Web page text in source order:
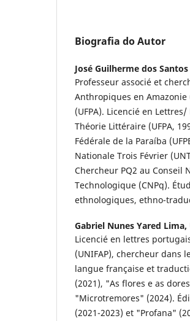
Biografia do Autor
José Guilherme dos
Professeur associé et
Anthropiques en Amazonie
(UFPA). Licencié en
Théorie Littéraire (UFPA,
Fédérale de la Paraíba
Nationale Trois Février
Chercheur PQ2 au Conseil
Technologique (CNPq).
ethnologiques, ethno-
Gabriel Nunes Yared Lima,
Licencié en lettres
(UNIFAP), chercheur dans
langue française et
(2021), "As flores e as
"Microtremores" (2024).
(2021-2023) et "Profana"